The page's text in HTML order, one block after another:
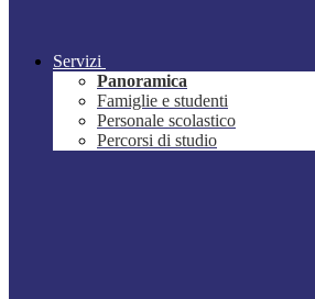
Servizi
Panoramica
Famiglie e studenti
Personale scolastico
Percorsi di studio